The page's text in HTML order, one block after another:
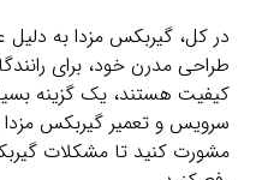
در کل، گیربکس مزدا به
طراحی مدرن خود، برای
کیفیت هستند، یک گزینه
سرویس و تعمیر گیربکس مزدا
مشورت کنید تا مشکلات